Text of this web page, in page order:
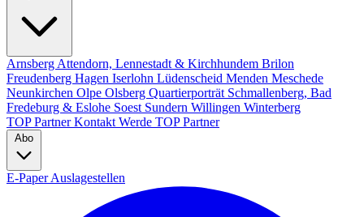
Arnsberg Attendorn, Lennestadt & Kirchhundem Brilon
Freudenberg Hagen Iserlohn Lüdenscheid Menden Meschede
Neunkirchen Olpe Olsberg Quartierporträt Schmallenberg, Bad
Fredeburg & Eslohe Soest Sundern Willingen Winterberg
TOP PartnerKontakt Werde TOP Partner
Abo
E-PaperAuslagestellen